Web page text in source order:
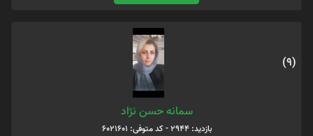
(9)
سمانه حسن نژاد
بازدید: 2944 - کد متوفی: 6021601